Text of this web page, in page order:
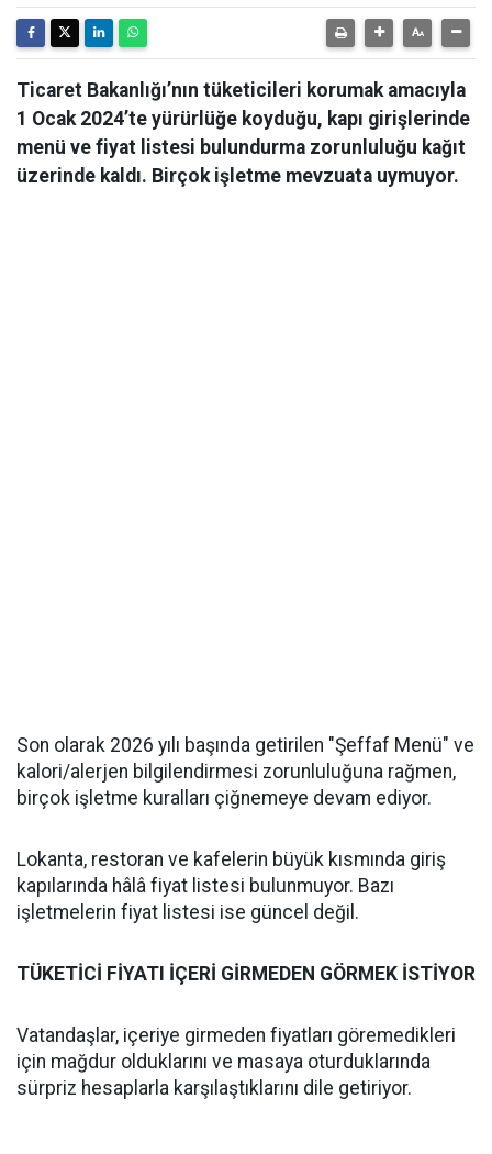
Ticaret Bakanlığı’nın tüketicileri korumak amacıyla
1 Ocak 2024’te yürürlüğe koyduğu, kapı girişlerinde
menü ve fiyat listesi bulundurma zorunluluğu kağıt
üzerinde kaldı. Birçok işletme mevzuata uymuyor.
Son olarak 2026 yılı başında getirilen "Şeffaf Menü" ve
kalori/alerjen bilgilendirmesi zorunluluğuna rağmen,
birçok işletme kuralları çiğnemeye devam ediyor.
Lokanta, restoran ve kafelerin büyük kısmında giriş
kapılarında hâlâ fiyat listesi bulunmuyor. Bazı
işletmelerin fiyat listesi ise güncel değil.
TÜKETİCİ FİYATI İÇERİ GİRMEDEN GÖRMEK İSTİYOR
Vatandaşlar, içeriye girmeden fiyatları göremedikleri
için mağdur olduklarını ve masaya oturduklarında
sürpriz hesaplarla karşılaştıklarını dile getiriyor.